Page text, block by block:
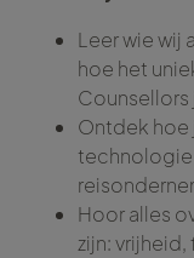
Leer wie wij
hoe het
Ontdek
technologie
Hoor alles
zijn: